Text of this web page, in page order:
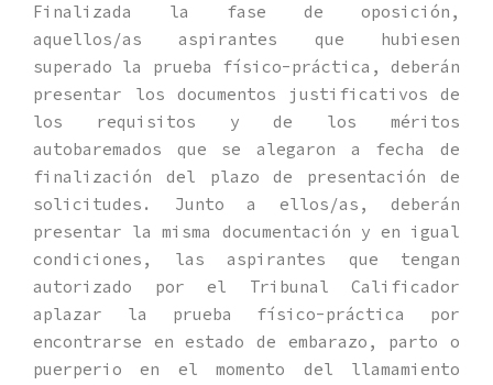
Finalizada la fase de oposición,
aquellos/as aspirantes que hubiesen
superado la prueba físico-práctica, deberán
presentar los documentos justificativos de
los requisitos y de los méritos
autobaremados que se alegaron a fecha de
finalización del plazo de presentación de
solicitudes. Junto a ellos/as, deberán
presentar la misma documentación y en igual
condiciones, las aspirantes que tengan
autorizado por el Tribunal Calificador
aplazar la prueba físico-práctica por
encontrarse en estado de embarazo, parto o
puerperio en el momento del llamamiento